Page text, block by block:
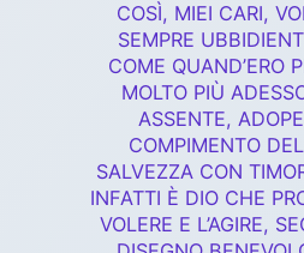
COSÌ, MIEI CARI,
SEMPRE
COME QUAND’ERO
MOLTO PIÙ
ASSENTE,
COMPIMENTO
SALVEZZA CON
INFATTI È DIO CHE
VOLERE E L’AGIRE,